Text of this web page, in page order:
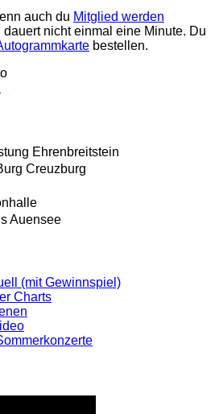
auch du Mitglied werden
nicht einmal eine Minute. Du
bestellen.
Ehrenbreitstein
Creuzburg
Auensee
(mit Gewinnspiel)
Charts